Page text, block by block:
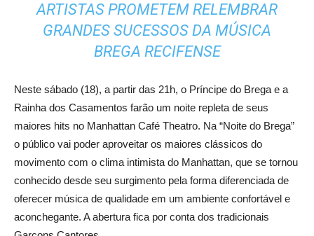
ARTISTAS PROMETEM RELEMBRAR
GRANDES SUCESSOS DA MÚSICA
BREGA RECIFENSE
Neste sábado (18), a partir das 21h, o Príncipe do Brega e a
Rainha dos Casamentos farão um noite repleta de seus
maiores hits no Manhattan Café Theatro. Na “Noite do Brega”
o público vai poder aproveitar os maiores clássicos do
movimento com o clima intimista do Manhattan, que se tornou
conhecido desde seu surgimento pela forma diferenciada de
oferecer música de qualidade em um ambiente confortável e
aconchegante. A abertura fica por conta dos tradicionais